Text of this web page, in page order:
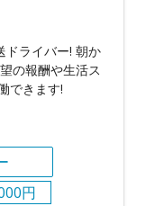
ドライバー! 朝か
の報酬や生活ス
できます!
円